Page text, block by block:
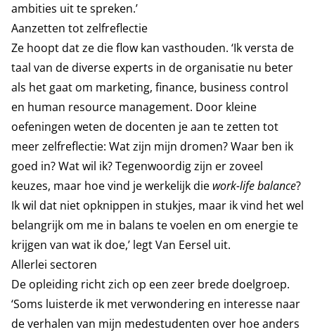
ambities uit te spreken.’
Aanzetten tot zelfreflectie
Ze hoopt dat ze die flow kan vasthouden. ‘Ik versta de
taal van de diverse experts in de organisatie nu beter
als het gaat om marketing, finance, business control
en human resource management. Door kleine
oefeningen weten de docenten je aan te zetten tot
meer zelfreflectie: Wat zijn mijn dromen? Waar ben ik
goed in? Wat wil ik? Tegenwoordig zijn er zoveel
keuzes, maar hoe vind je werkelijk die work-life balance?
Ik wil dat niet opknippen in stukjes, maar ik vind het wel
belangrijk om me in balans te voelen en om energie te
krijgen van wat ik doe,’ legt Van Eersel uit.
Allerlei sectoren
De opleiding richt zich op een zeer brede doelgroep.
‘Soms luisterde ik met verwondering en interesse naar
de verhalen van mijn medestudenten over hoe anders